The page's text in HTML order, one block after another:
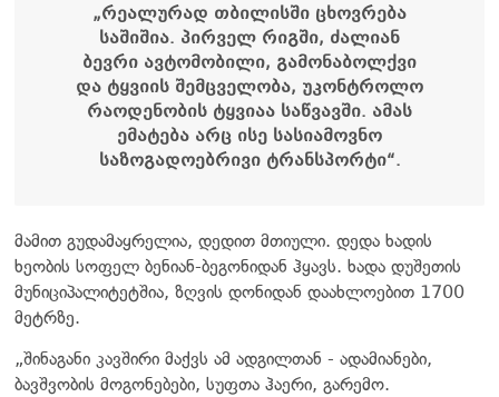
„რეალურად თბილისში ცხოვრება
საშიშია. პირველ რიგში, ძალიან
ბევრი ავტომობილი, გამონაბოლქვი
და ტყვიის შემცველობა, უკონტროლო
რაოდენობის ტყვიაა საწვავში. ამას
ემატება არც ისე სასიამოვნო
საზოგადოებრივი ტრანსპორტი“.
მამით გუდამაყრელია, დედით მთიული. დედა ხადის
ხეობის სოფელ ბენიან-ბეგონიდან ჰყავს. ხადა დუშეთის
მუნიციპალიტეტშია, ზღვის დონიდან დაახლოებით 1700
მეტრზე.
„შინაგანი კავშირი მაქვს ამ ადგილთან - ადამიანები,
ბავშვობის მოგონებები, სუფთა ჰაერი, გარემო.